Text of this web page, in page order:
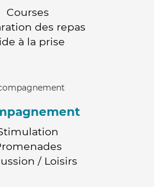
Courses
des repas
à la prise
/ Loisirs